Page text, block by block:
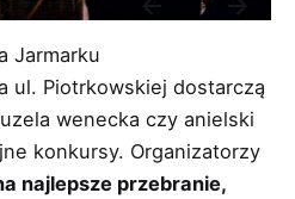
Jarmarku
ul. Piotrkowskiej dostarczą
wenecka czy anielski
konkursy. Organizatorzy
najlepsze przebranie,